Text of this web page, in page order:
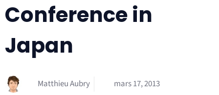
Conference in
Japan
Matthieu Aubry mars 17, 2013